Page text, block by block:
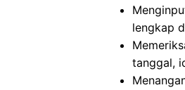
lengkap
tanggal,